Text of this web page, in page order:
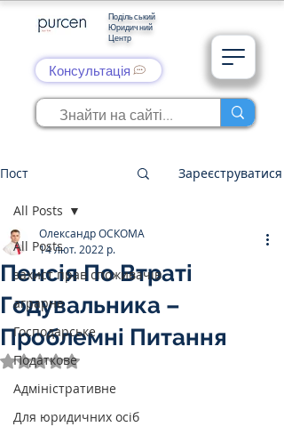
Подільський
Юридичний
Центр
Консультація
Пост Зареєструватися
All Posts
захист прав споживачів
аграрне
Господарське
Податкове
Адміністративне
Для юридичних осіб
All Posts
Пенсія По Втраті
Годувальника –
Проблемні Питання
Олександр ОСКОМА
14 лют. 2022 р.
Оцінка: NaN з 5 зірок.